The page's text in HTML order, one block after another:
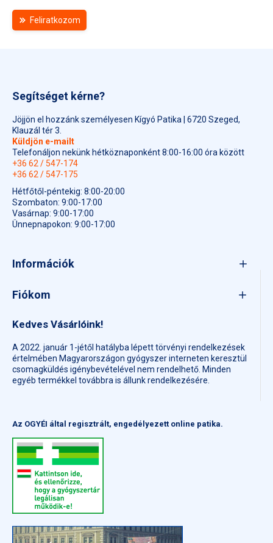
Feliratkozom
Segítséget kérne?
Jöjjön el hozzánk személyesen Kígyó Patika | 6720 Szeged,
Klauzál tér 3.
Küldjön e-mailt
Telefonáljon nekünk hétköznaponként 8:00-16:00 óra között
+36 62 / 547-174
+36 62 / 547-175
Hétfőtől-péntekig: 8:00-20:00
Szombaton: 9:00-17:00
Vasárnap: 9:00-17:00
Ünnepnapokon: 9:00-17:00
Információk
Fiókom
Kedves Vásárlóink!
A 2022. január 1-jétől hatályba lépett törvényi rendelkezések
értelmében Magyarországon gyógyszer interneten keresztül
csomagküldés igénybevételével nem rendelhető. Minden
egyéb termékkel továbbra is állunk rendelkezésére.
Az OGYÉI által regisztrált, engedélyezett online patika.